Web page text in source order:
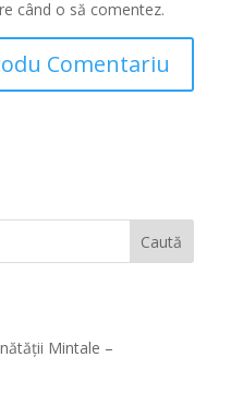
când o să comentez.
Caută
Mintale –